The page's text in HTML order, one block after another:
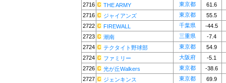
2716
THE ARMY 東京都
61.6
2716
ジャイアンズ 東京都
55.5
2722
FIREWALL 千葉県
-44.5
2723
潮南 三重県
-7.4
2724
テクタイト野球部 東京都
54.9
2724
ファミリー 大阪府
-5.1
2726
光が丘Walkers 東京都
-38.6
2727
ジェンキンス 東京都
69.9